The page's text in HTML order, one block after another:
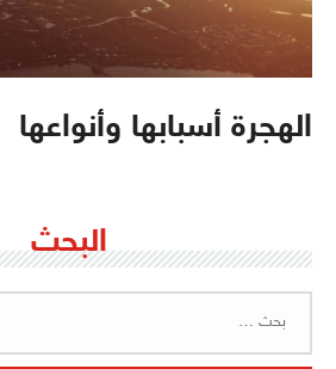
الهجرة أسبابها وأنواعها
البحث